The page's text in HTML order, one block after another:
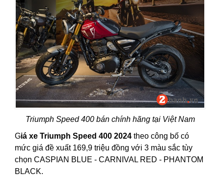
Triumph Speed 400 bán chính hãng tại Việt Nam
Giá xe Triumph Speed 400 2024 theo công bố có
mức giá đề xuất 169,9 triệu đồng với 3 màu sắc tùy
chọn CASPIAN BLUE - CARNIVAL RED - PHANTOM
BLACK.